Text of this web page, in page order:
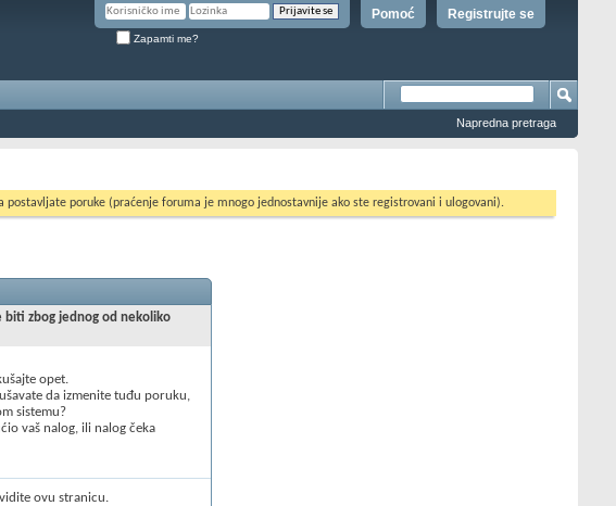
Registrujte se
Pomoć
Zapamti me?
Napredna pretraga
postavljate poruke (praćenje foruma je mnogo jednostavnije ako ste registrovani i ulogovani).
zbog jednog od nekoliko
opet.
da izmenite tuđu poruku,
sistemu?
vaš nalog, ili nalog čeka
ovu stranicu.